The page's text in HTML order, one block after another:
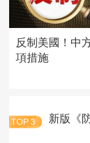
反制美國！中
項措施
TOP 3 新版《